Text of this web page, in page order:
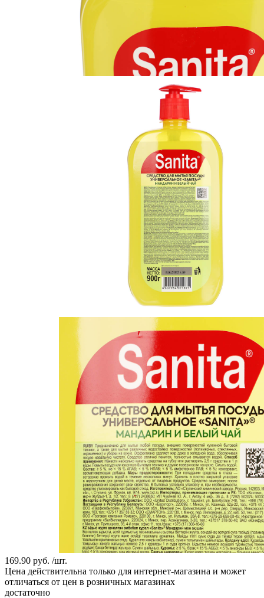
169.90 руб. /шт.
Цена действительна только для интернет-магазина и может
отличаться от цен в розничных магазинах
достаточно